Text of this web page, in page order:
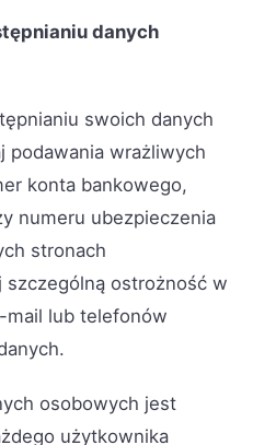
danych
swoich danych
podawania wrażliwych
konta bankowego,
numeru ubezpieczenia
stronach
ostrożność w
mail lub telefonów
osobowych jest
użytkownika